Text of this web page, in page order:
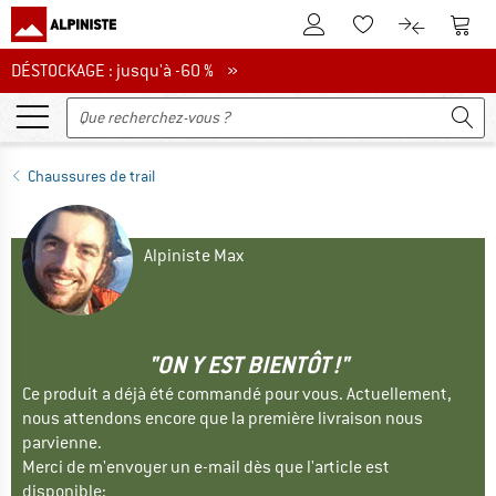
Vers le compte client
Vers la liste
Vers le
DÉSTOCKAGE : jusqu'à -60 %
DÉSTOCKAGE : jusqu'à -60 % »
Chaussures de trail
Alpiniste Max
"ON Y EST BIENTÔT !"
Ce produit a déjà été commandé pour vous. Actuellement,
nous attendons encore que la première livraison nous
parvienne.
Merci de m'envoyer un e-mail dès que l'article est
disponible: